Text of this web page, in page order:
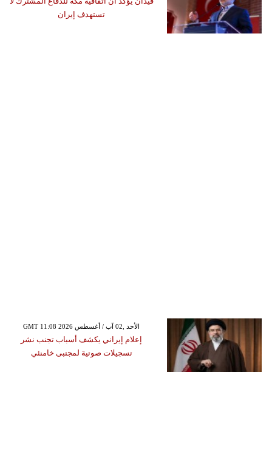
تستهدف إيران
GMT 11:08 2026 الأحد ,02 آب / أغسطس
إعلام إيراني يكشف أسباب تجنب نشر
تسجيلات صوتية لمجتبى خامنئي